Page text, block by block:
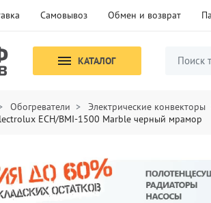
Самовывоз Обмен и возврат
КАТАЛОГ
Обогреватели Электрические конвекторы
ECH/BMI-1500 Marble черный мрамор